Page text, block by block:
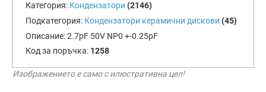
Категория: Кондензатори (2146)
Подкатегория: Кондензатори керамични дискови (45)
Описание:2.7pF 50V NP0 +-0.25pF
Код за поръчка: 1258
Изображението е само с илюстративна цел!